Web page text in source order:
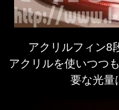
アクリルフィン8
アクリルを使いつつ
要な光量